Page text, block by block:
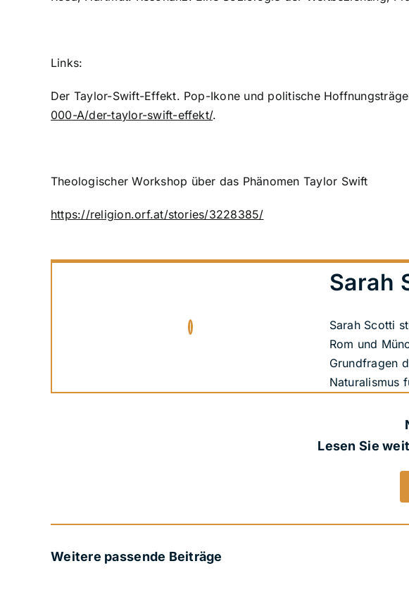
Links:
Der Taylor-Swift-Effekt. Pop-Ikone und politische
000-A/der-taylor-swift-effekt/.
Theologischer Workshop über das Phänomen Taylor Swift
https://religion.orf.at/stories/3228385/
Sarah
Sarah Scotti
Rom und
Grundfragen
Naturalismus
Lesen Sie
Weitere passende Beiträge